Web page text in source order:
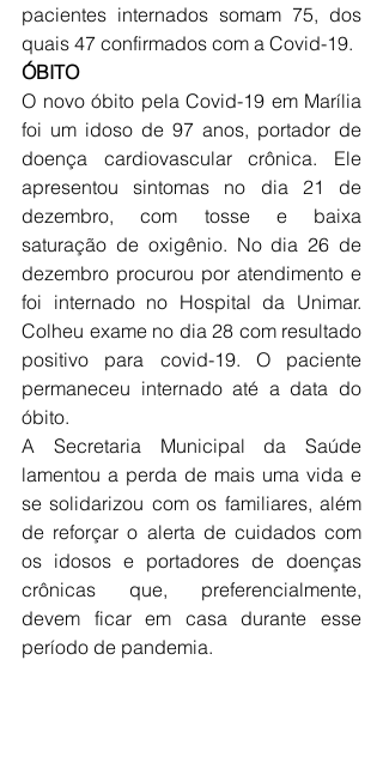
pacientes internados somam 75, dos
quais 47 confirmados com a Covid-19.
ÓBITO
O novo óbito pela Covid-19 em Marília
foi um idoso de 97 anos, portador de
doença cardiovascular crônica. Ele
apresentou sintomas no dia 21 de
dezembro, com tosse e baixa
saturação de oxigênio. No dia 26 de
dezembro procurou por atendimento e
foi internado no Hospital da Unimar.
Colheu exame no dia 28 com resultado
positivo para covid-19. O paciente
permaneceu internado até a data do
óbito.
A Secretaria Municipal da Saúde
lamentou a perda de mais uma vida e
se solidarizou com os familiares, além
de reforçar o alerta de cuidados com
os idosos e portadores de doenças
crônicas que, preferencialmente,
devem ficar em casa durante esse
período de pandemia.